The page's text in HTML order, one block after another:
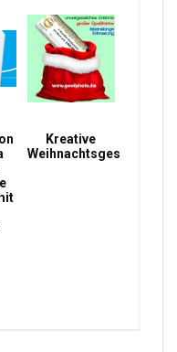
Kreative
Weihnachtsgeschenke